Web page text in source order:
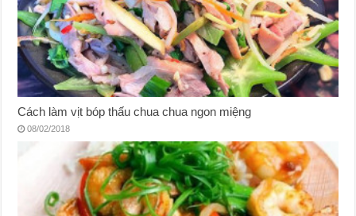
Cách làm vịt bóp thấu chua chua ngon miệng
08/02/2018